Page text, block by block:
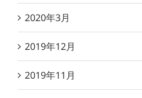
2020年3月
2019年12月
2019年11月